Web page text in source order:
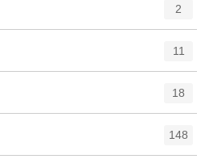
2
11
18
148